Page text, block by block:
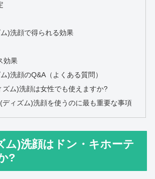
)洗顔で得られる効果
効果
)洗顔のQ&A（よくある質問）
ズム)洗顔は女性でも使えますか?
ディズム)洗顔を使うのに最も重要な事項
ム)洗顔はドン・キホーテ
?